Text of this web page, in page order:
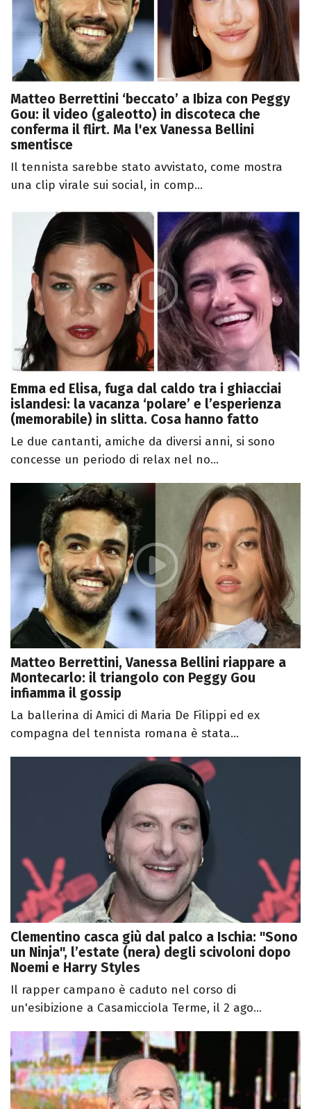
Matteo Berrettini ‘beccato’ a Ibiza con Peggy
Gou: il video (galeotto) in discoteca che
conferma il flirt. Ma l'ex Vanessa Bellini
smentisce
Il tennista sarebbe stato avvistato, come mostra
una clip virale sui social, in comp...
Emma ed Elisa, fuga dal caldo tra i ghiacciai
islandesi: la vacanza ‘polare’ e l’esperienza
(memorabile) in slitta. Cosa hanno fatto
Le due cantanti, amiche da diversi anni, si sono
concesse un periodo di relax nel no...
Matteo Berrettini, Vanessa Bellini riappare a
Montecarlo: il triangolo con Peggy Gou
infiamma il gossip
La ballerina di Amici di Maria De Filippi ed ex
compagna del tennista romana è stata...
Clementino casca giù dal palco a Ischia: "Sono
un Ninja", l’estate (nera) degli scivoloni dopo
Noemi e Harry Styles
Il rapper campano è caduto nel corso di
un'esibizione a Casamicciola Terme, il 2 ago...